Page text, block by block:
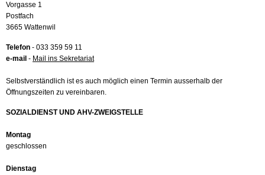
Vorgasse 1
Postfach
3665 Wattenwil
Telefon - 033 359 59 11
e-mail - Mail ins Sekretariat
Selbstverständlich ist es auch möglich einen Termin ausserhalb der
Öffnungszeiten zu vereinbaren.
SOZIALDIENST UND AHV-ZWEIGSTELLE
Montag
geschlossen
Dienstag